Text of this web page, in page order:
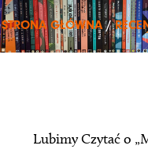
STRONA GŁÓWNA/
Lubimy Czytać o